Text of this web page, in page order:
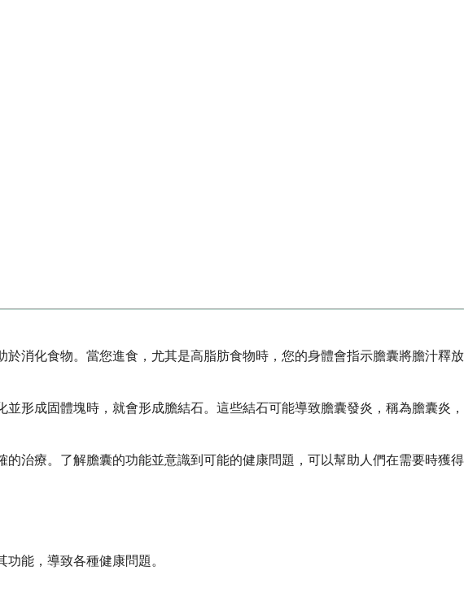
消化食物。當您進食，尤其是高脂肪食物時，您的身體會指示膽囊將膽汁釋放
形成固體塊時，就會形成膽結石。這些結石可能導致膽囊發炎，稱為膽囊炎，
治療。了解膽囊的功能並意識到可能的健康問題，可以幫助人們在需要時獲得
能，導致各種健康問題。